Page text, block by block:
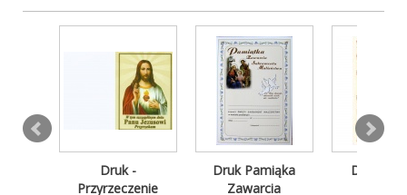
Druk -
Przyrzeczenie
Druk Pamiąka
Zawarcia
Druk Z